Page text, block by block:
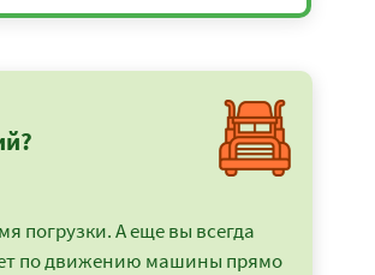
погрузки. А еще вы всегда
по движению машины прямо